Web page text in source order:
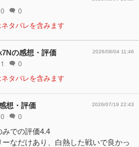
0 0
タバレを含みます
の感想・評価
1 0
2026/08/04 11:46
タバレを含みます
想・評価
0 0
2026/07/19 22:43
みでの評価4.4
なだけあり、白熱した戦いで良かっ